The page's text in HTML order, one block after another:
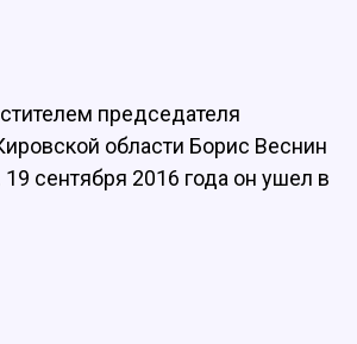
председателя
области Борис Веснин
сентября 2016 года он ушел в